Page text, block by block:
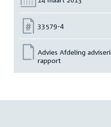
Nummer:
33579-4
Advies Afdeling
rapport